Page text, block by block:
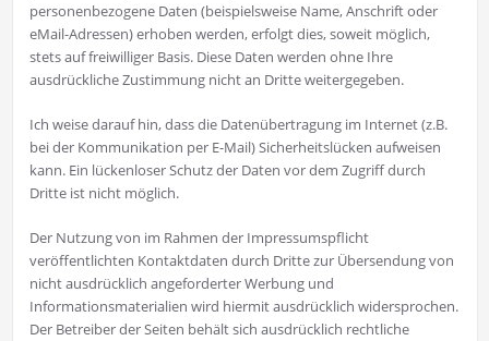
personenbezogene Daten (beispielsweise Name, Anschrift oder
eMail-Adressen) erhoben werden, erfolgt dies, soweit möglich,
stets auf freiwilliger Basis. Diese Daten werden ohne Ihre
ausdrückliche Zustimmung nicht an Dritte weitergegeben.
Ich weise darauf hin, dass die Datenübertragung im Internet (z.B.
bei der Kommunikation per E-Mail) Sicherheitslücken aufweisen
kann. Ein lückenloser Schutz der Daten vor dem Zugriff durch
Dritte ist nicht möglich.
Der Nutzung von im Rahmen der Impressumspflicht
veröffentlichten Kontaktdaten durch Dritte zur Übersendung von
nicht ausdrücklich angeforderter Werbung und
Informationsmaterialien wird hiermit ausdrücklich widersprochen.
Der Betreiber der Seiten behält sich ausdrücklich rechtliche